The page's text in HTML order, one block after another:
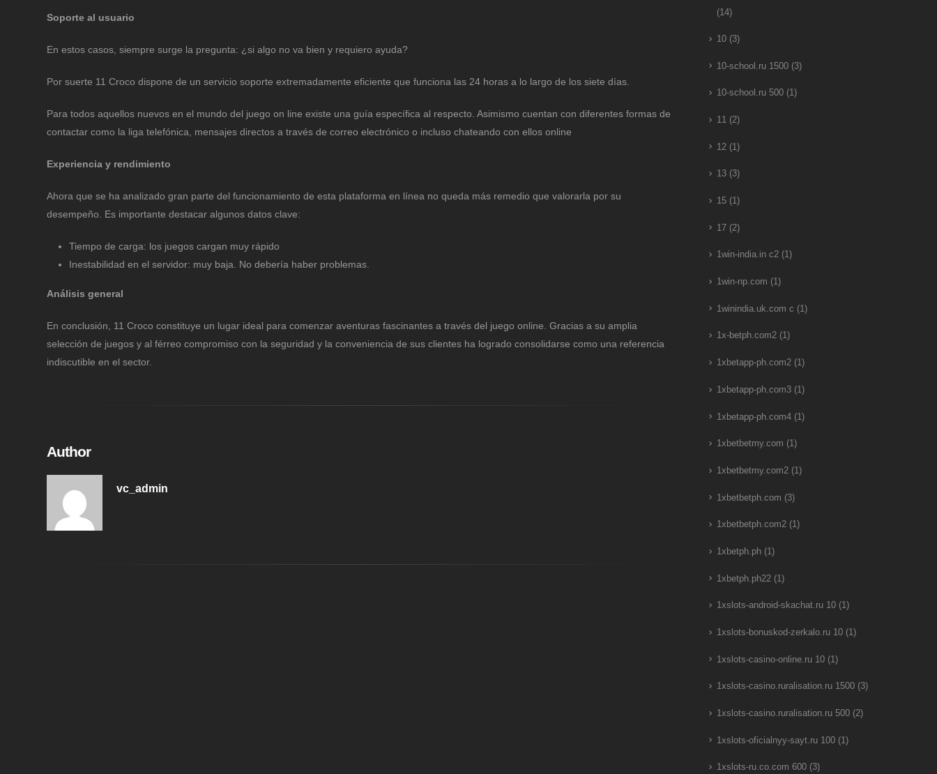
Soporte al usuario
En estos casos, siempre surge la pregunta: ¿si algo no va bien y requiero ayuda?
Por suerte 11 Croco dispone de un servicio soporte extremadamente eficiente que funciona las 24 horas a lo largo de los siete días.
Para todos aquellos nuevos en el mundo del juego on line existe una guía específica al respecto. Asimismo cuentan con diferentes formas de
contactar como la liga telefónica, mensajes directos a través de correo electrónico o incluso chateando con ellos online
Experiencia y rendimiento
Ahora que se ha analizado gran parte del funcionamiento de esta plataforma en línea no queda más remedio que valorarla por su
desempeño. Es importante destacar algunos datos clave:
Tiempo de carga: los juegos cargan muy rápido
Inestabilidad en el servidor: muy baja. No debería haber problemas.
Análisis general
En conclusión, 11 Croco constituye un lugar ideal para comenzar aventuras fascinantes a través del juego online. Gracias a su amplia
selección de juegos y al férreo compromiso con la seguridad y la conveniencia de sus clientes ha logrado consolidarse como una referencia
indiscutible en el sector.
Author
vc_admin
(14)
10 (3)
10-school.ru 1500 (3)
10-school.ru 500 (1)
11 (2)
12 (1)
13 (3)
15 (1)
17 (2)
1win-india.in c2 (1)
1win-np.com (1)
1winindia.uk.com c (1)
1x-betph.com2 (1)
1xbetapp-ph.com2 (1)
1xbetapp-ph.com3 (1)
1xbetapp-ph.com4 (1)
1xbetbetmy.com (1)
1xbetbetmy.com2 (1)
1xbetbetph.com (3)
1xbetbetph.com2 (1)
1xbetph.ph (1)
1xbetph.ph22 (1)
1xslots-android-skachat.ru 10 (1)
1xslots-bonuskod-zerkalo.ru 10 (1)
1xslots-casino-online.ru 10 (1)
1xslots-casino.ruralisation.ru 1500 (3)
1xslots-casino.ruralisation.ru 500 (2)
1xslots-oficialnyy-sayt.ru 100 (1)
1xslots-ru.co.com 600 (3)